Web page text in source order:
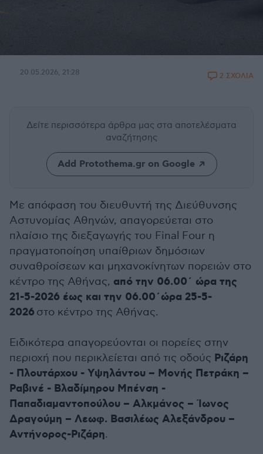
20.05.2026, 21:28 2 ΣΧΟΛΙΑ
Δείτε περισσότερα άρθρα μας στα αποτελέσματα
αναζήτησης
Add Protothema.gr on Google
Με απόφαση του διευθυντή της Διεύθυνσης
Αστυνομίας Αθηνών, απαγορεύεται στο
πλαίσιο της διεξαγωγής του Final Four η
πραγματοποίηση υπαίθριων δημόσιων
συναθροίσεων και μηχανοκίνητων πορειών στο
κέντρο της Αθήνας, από την 06.00΄ ώρα της
21-5-2026 έως και την 06.00΄ώρα 25-5-
2026 στο κέντρο της Αθήνας.
Ειδικότερα απαγορεύονται οι πορείες στην
περιοχή που περικλείεται από τις οδούς Ριζάρη
- Πλουτάρχου - Υψηλάντου – Μονής Πετράκη –
Ραβινέ - Βλαδίμηρου Μπένση -
Παπαδιαμαντοπούλου – Αλκμάνος – Ίωνος
Δραγούμη – Λεωφ. Βασιλέως Αλεξάνδρου –
Αντήνορος-Ριζάρη.